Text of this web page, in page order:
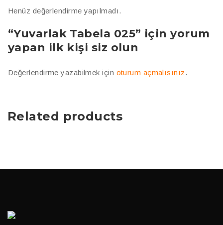
Henüz değerlendirme yapılmadı.
“Yuvarlak Tabela 025” için yorum
yapan ilk kişi siz olun
Değerlendirme yazabilmek için oturum açmalısınız.
Related products